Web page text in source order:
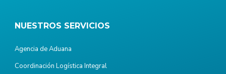
NUESTROS SERVICIOS
Agencia de Aduana
Coordinación Logística Integral